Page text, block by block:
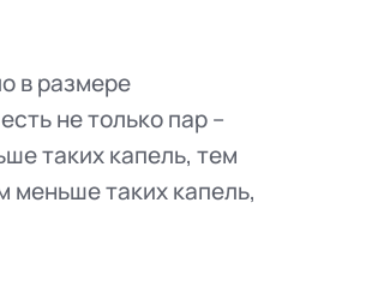
в размере
не только пар –
таких капель, тем
меньше таких капель,